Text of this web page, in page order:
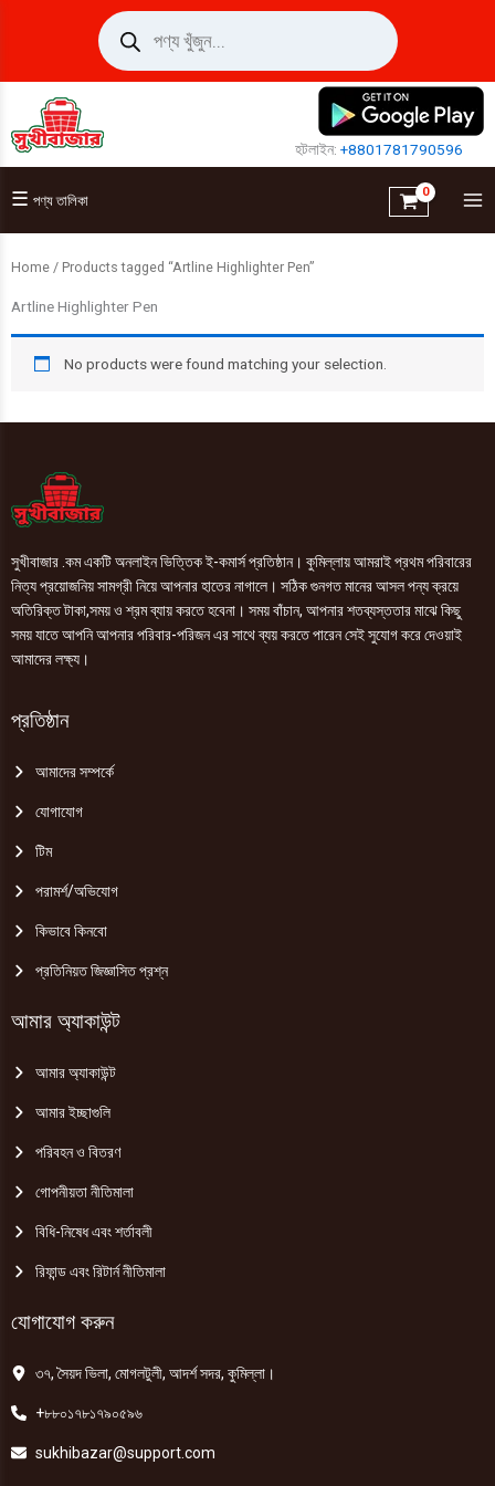
Products
search
হটলাইন:+8801781790596
☰ পণ্য তালিকা
Home / Products tagged “Artline Highlighter Pen”
Artline Highlighter Pen
No products were found matching your selection.
সুখীবাজার .কম একটি অনলাইন ভিত্তিক ই-কমার্স প্রতিষ্ঠান। কুমিল্লায় আমরাই প্রথম পরিবারের
নিত্য প্রয়োজনিয় সামগ্রী নিয়ে আপনার হাতের নাগালে। সঠিক গুনগত মানের আসল পন্য ক্রয়ে
অতিরিক্ত টাকা,সময় ও শ্রম ব্যায় করতে হবেনা। সময় বাঁচান, আপনার শতব্যস্ততার মাঝে কিছু
সময় যাতে আপনি আপনার পরিবার-পরিজন এর সাথে ব্যয় করতে পারেন সেই সুযোগ করে দেওয়াই
আমাদের লক্ষ্য।
প্রতিষ্ঠান
আমাদের সম্পর্কে
যোগাযোগ
টিম
পরামর্শ/অভিযোগ
কিভাবে কিনবো
প্রতিনিয়ত জিজ্ঞাসিত প্রশ্ন
আমার অ্যাকাউন্ট
আমার অ্যাকাউন্ট
আমার ইচ্ছাগুলি
পরিবহন ও বিতরণ
গোপনীয়তা নীতিমালা
বিধি-নিষেধ এবং শর্তাবলী
রিফান্ড এবং রিটার্ন নীতিমালা
যোগাযোগ করুন
৩৭, সৈয়দ ভিলা, মোগলটুলী, আদর্শ সদর, কুমিল্লা।
+৮৮০১৭৮১৭৯০৫৯৬
sukhibazar@support.com